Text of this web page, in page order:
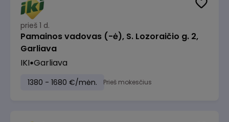
prieš 1 d.
Pamainos vadovas (-ė), S. Lozoraičio g. 2,
Garliava
IKI Garliava
1380 - 1680 €/mėn. Prieš mokesčius